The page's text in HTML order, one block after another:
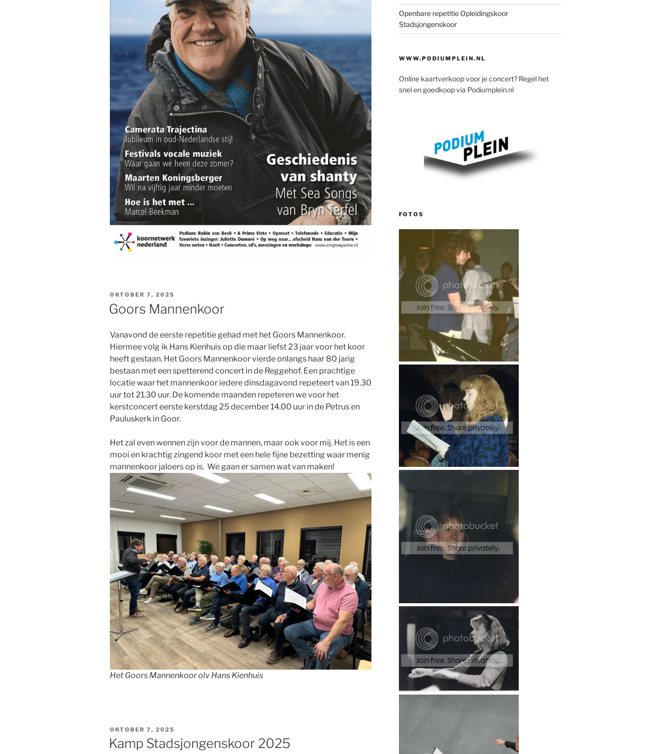
GEPLAATST
OP
OKTOBER 7, 2025
Goors Mannenkoor
Vanavond de eerste repetitie gehad met het Goors Mannenkoor.
Hiermee volg ik Hans Kienhuis op die maar liefst 23 jaar voor het koor
heeft gestaan. Het Goors Mannenkoor vierde onlangs haar 80 jarig
bestaan met een spetterend concert in de Reggehof. Een prachtige
locatie waar het mannenkoor iedere dinsdagavond repeteert van 19.30
uur tot 21.30 uur. De komende maanden repeteren we voor het
kerstconcert eerste kerstdag 25 december 14.00 uur in de Petrus en
Pauluskerk in Goor.
Het zal even wennen zijn voor de mannen, maar ook voor mij. Het is een
mooi en krachtig zingend koor met een hele fijne bezetting waar menig
mannenkoor jaloers op is. We gaan er samen wat van maken!
Het Goors Mannenkoor olv Hans Kienhuis
GEPLAATST
OP
OKTOBER 7, 2025
Kamp Stadsjongenskoor 2025
Openbare repetitie Opleidingskoor
Stadsjongenskoor
WWW.PODIUMPLEIN.NL
Online kaartverkoop voor je concert? Regel het
snel en goedkoop via Podiumplein.nl
FOTOS